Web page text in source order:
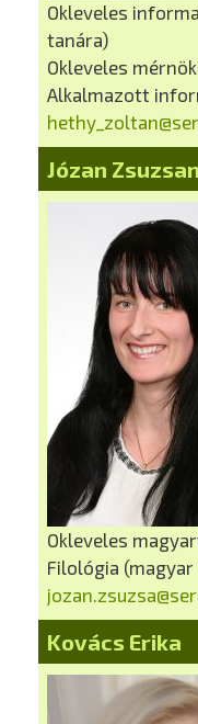
Okleveles
tanára)
Okleveles
Alkalmazott
Józan
Okleveles
Filológia
Kovács Erika